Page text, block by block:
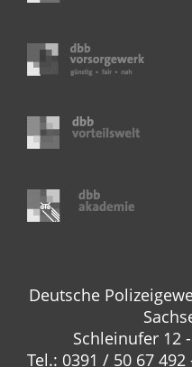
Deutsche
Schleinufer 12
Tel.: 0391 / 50 67